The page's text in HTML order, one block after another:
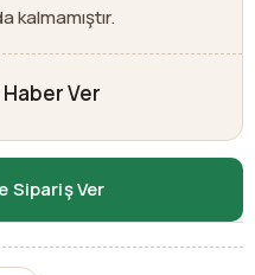
kalmamıştır.
Ver
Sipariş Ver